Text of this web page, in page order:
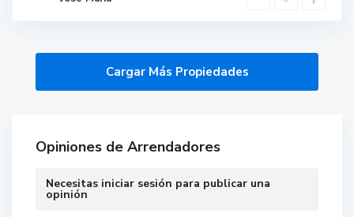
Opiniones de Arrendadores
Necesitas iniciar sesión para publicar una
opinión